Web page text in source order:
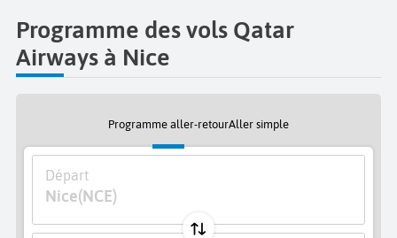
Programme des vols Qatar
Airways à Nice
Programme aller-retourAller simple
Départ
Nice(NCE)